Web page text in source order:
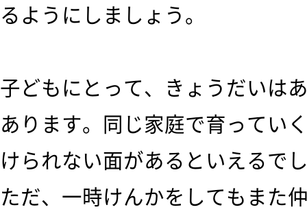
るようにしましょう。
子どもにとって、きょうだいは
あります。同じ家庭で育ってい
けられない面があるといえるで
ただ、一時けんかをしてもまた